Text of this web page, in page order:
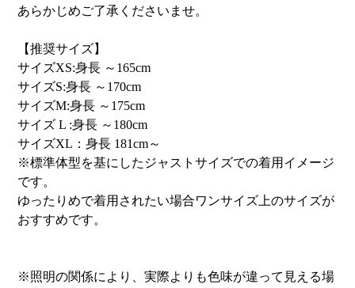
あらかじめご了承くださいませ。
【推奨サイズ】
サイズXS:身長 ～165cm
サイズS:身長 ～170cm
サイズM:身長 ～175cm
サイズ L :身長 ～180cm
サイズXL：身長 181cm～
※標準体型を基にしたジャストサイズでの着用イメージ
です。
ゆったりめで着用されたい場合ワンサイズ上のサイズが
おすすめです。
※照明の関係により、実際よりも色味が違って見える場